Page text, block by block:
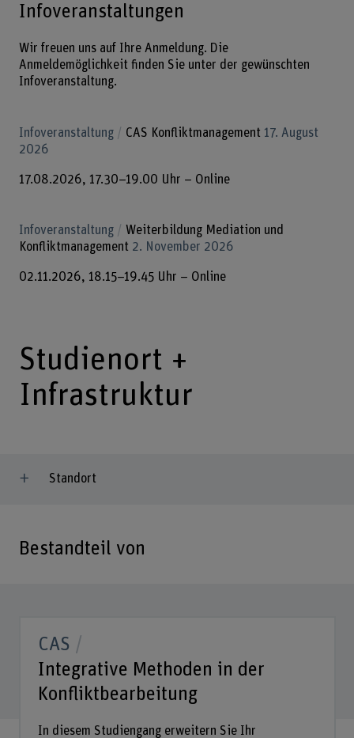
Infoveranstaltungen
Wir freuen uns auf Ihre Anmeldung. Die
Anmeldemöglichkeit finden Sie unter der gewünschten
Infoveranstaltung.
Infoveranstaltung CAS Konfliktmanagement 17. August
2026
17.08.2026, 17.30–19.00 Uhr – Online
Infoveranstaltung
Weiterbildung Mediation und
Konfliktmanagement 2. November 2026
02.11.2026, 18.15–19.45 Uhr – Online
Studienort +
Infrastruktur
Standort
Bestandteil von
CAS
Integrative Methoden in der
Konfliktbearbeitung
In diesem Studiengang erweitern Sie Ihr